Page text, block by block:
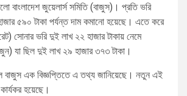
বাংলাদেশ জুয়েলার্স সমিতি (বাজুস)। প্রতি ভরি
৫৯০ টাকা পর্যন্ত দাম কমানো হয়েছে। এতে করে
সোনার ভরি দুই লাখ ২২ হাজার টাকায় নেমে
যা ছিল দুই লাখ ২৯ হাজার ৩৭৩ টাকা।
বাজুস এক বিজ্ঞপ্তিতে এ তথ্য জানিয়েছে। নতুন এই
হয়েছে।